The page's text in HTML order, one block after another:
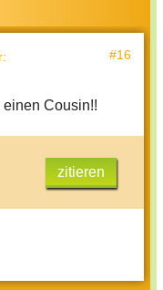
: #16
einen Cousin!!
zitieren